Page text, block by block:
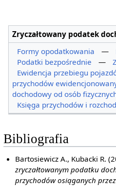
Zryczałtowany podatek
Formy opodatkowania
—
Podatki bezpośrednie
—
Ewidencja przebiegu
przychodów
dochodowy od osób
Księga przychodów i
Bibliografia
Bartosiewicz A., Kubacki R.
zryczałtowanym podatku
przychodów osiąganych